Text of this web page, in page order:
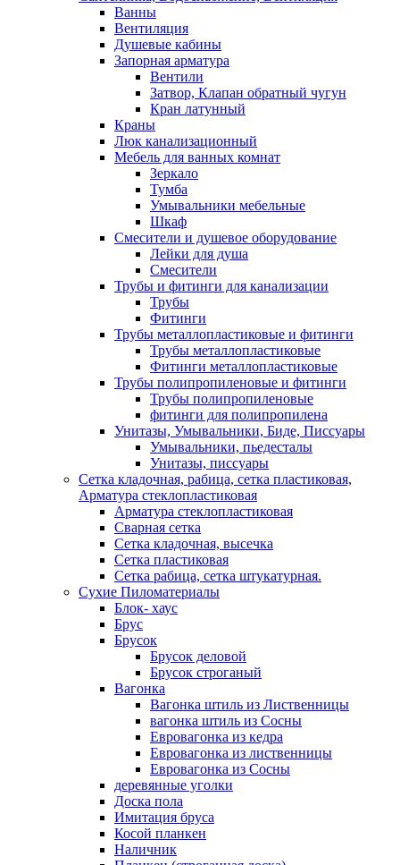
Ванны
Вентиляция
Душевые кабины
Запорная арматура
Вентили
Затвор, Клапан обратный чугун
Кран латунный
Краны
Люк канализационный
Мебель для ванных комнат
Зеркало
Тумба
Умывальники мебельные
Шкаф
Смесители и душевое оборудование
Лейки для душа
Смесители
Трубы и фитинги для канализации
Трубы
Фитинги
Трубы металлопластиковые и фитинги
Трубы металлопластиковые
Фитинги металлопластиковые
Трубы полипропиленовые и фитинги
Трубы полипропиленовые
фитинги для полипропилена
Унитазы, Умывальники, Биде, Писсуары
Умывальники, пьедесталы
Унитазы, писсуары
Сетка кладочная, рабица, сетка пластиковая,
Арматура стеклопластиковая
Арматура стеклопластиковая
Сварная сетка
Сетка кладочная, высечка
Сетка пластиковая
Сетка рабица, сетка штукатурная.
Сухие Пиломатериалы
Блок- хаус
Брус
Брусок
Брусок деловой
Брусок строганый
Вагонка
Вагонка штиль из Лиственницы
вагонка штиль из Сосны
Евровагонка из кедра
Евровагонка из лиственницы
Евровагонка из Сосны
деревянные уголки
Доска пола
Имитация бруса
Косой планкен
Наличник